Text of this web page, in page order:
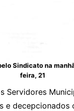
Sindicato na
feira, 21
Servidores
e decepcionados